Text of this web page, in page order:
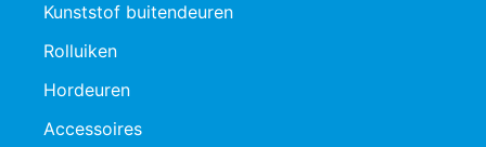
Kunststof buitendeuren
Rolluiken
Hordeuren
Accessoires